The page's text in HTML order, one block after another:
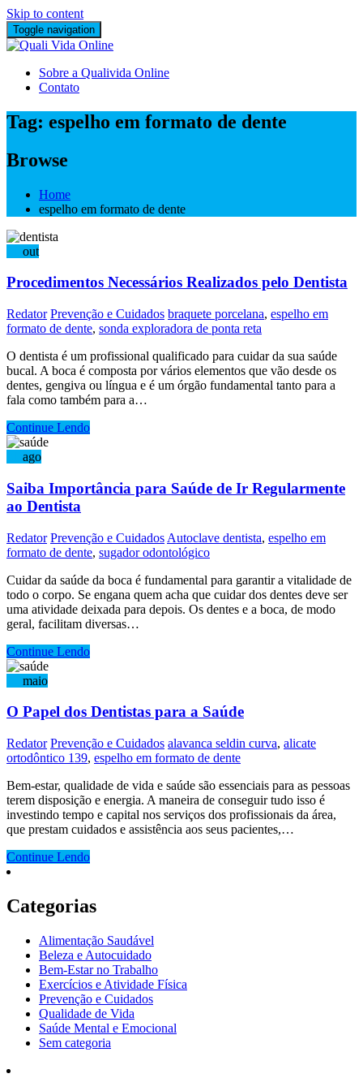
Skip to content
Toggle navigation
Sobre a Qualivida Online
Contato
Tag: espelho em formato de dente
Browse
Home
espelho em formato de dente
out
Procedimentos Necessários Realizados pelo Dentista
Redator Prevenção e Cuidados braquete porcelana, espelho em
formato de dente, sonda exploradora de ponta reta
O dentista é um profissional qualificado para cuidar da sua saúde
bucal. A boca é composta por vários elementos que vão desde os
dentes, gengiva ou língua e é um órgão fundamental tanto para a
fala como também para a…
Continue Lendo
ago
Saiba Importância para Saúde de Ir Regularmente
ao Dentista
Redator Prevenção e Cuidados Autoclave dentista, espelho em
formato de dente, sugador odontológico
Cuidar da saúde da boca é fundamental para garantir a vitalidade de
todo o corpo. Se engana quem acha que cuidar dos dentes deve ser
uma atividade deixada para depois. Os dentes e a boca, de modo
geral, facilitam diversas…
Continue Lendo
maio
O Papel dos Dentistas para a Saúde
Redator Prevenção e Cuidados alavanca seldin curva, alicate
ortodôntico 139, espelho em formato de dente
Bem-estar, qualidade de vida e saúde são essenciais para as pessoas
terem disposição e energia. A maneira de conseguir tudo isso é
investindo tempo e capital nos serviços dos profissionais da área,
que prestam cuidados e assistência aos seus pacientes,…
Continue Lendo
Categorias
Alimentação Saudável
Beleza e Autocuidado
Bem-Estar no Trabalho
Exercícios e Atividade Física
Prevenção e Cuidados
Qualidade de Vida
Saúde Mental e Emocional
Sem categoria